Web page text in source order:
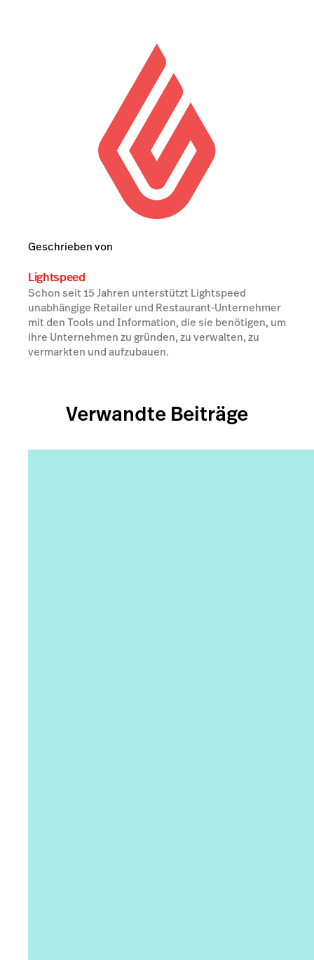
Geschrieben von
Lightspeed
Schon seit 15 Jahren unterstützt Lightspeed
unabhängige Retailer und Restaurant-Unternehmer
mit den Tools und Information, die sie benötigen, um
ihre Unternehmen zu gründen, zu verwalten, zu
vermarkten und aufzubauen.
Verwandte Beiträge